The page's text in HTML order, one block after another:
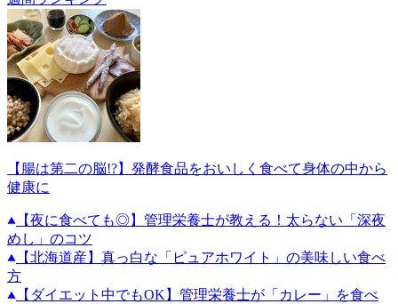
【腸は第二の脳!?】発酵食品をおいしく食べて身体の中から
健康に
【夜に食べても◎】管理栄養士が教える！太らない「深夜
めし」のコツ
【北海道産】真っ白な「ピュアホワイト」の美味しい食べ
方
【ダイエット中でもOK】管理栄養士が「カレー」を食べ